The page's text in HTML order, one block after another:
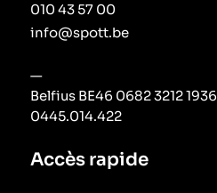
Accès rapide
010 43 57 00
info@spott.be
—
Belfius BE46 0682 3212 1936
0445.014.422